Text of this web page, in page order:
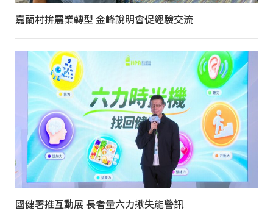
嘉蘭村拚農業轉型 金峰說明會促經驗交流
國健署推互動展 長者量六力揪失能警訊